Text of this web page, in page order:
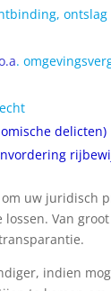
ontslag
.
delicten)
uw juridisch
lossen. Van
indien